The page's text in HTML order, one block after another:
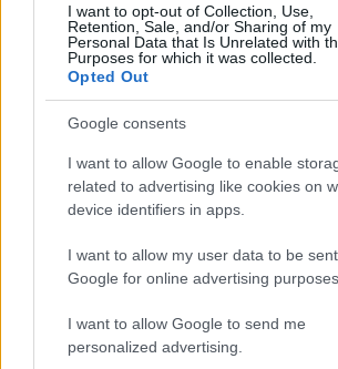
I want to opt-out of Collection, Use,
Retention, Sale, and/or Sharing of my
Personal Data that Is Unrelated with
Purposes for which it was collected.
Opted Out
Google consents
I want to allow Google to enable
related to advertising like cookies on
device identifiers in apps.
I want to allow my user data to be
Google for online advertising purposes.
I want to allow Google to send me
personalized advertising.